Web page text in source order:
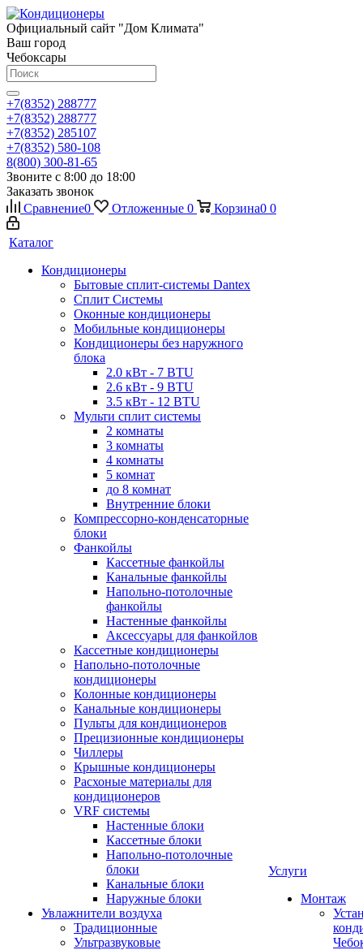
Официальный сайт "Дом Климата"
Ваш город
Чебоксары
+7(8352) 288777
+7(8352) 288777
+7(8352) 285107
+7(8352) 580-108
8(800) 300-81-65
Звоните с 8:00 до 18:00
Заказать звонок
Сравнение0 Отложенные 0 Корзина0 0
Каталог
Кондиционеры
Бытовые сплит-системы Dantex
Сплит Системы
Оконные кондиционеры
Мобильные кондиционеры
Кондиционеры без наружного
блока
2.0 кВт - 7 BTU
2.6 кВт - 9 BTU
3.5 кВт - 12 BTU
Мульти сплит системы
2 комнаты
3 комнаты
4 комнаты
5 комнат
до 8 комнат
Внутренние блоки
Компрессорно-конденсаторные
блоки
Фанкойлы
Кассетные фанкойлы
Канальные фанкойлы
Напольно-потолочные
фанкойлы
Настенные фанкойлы
Аксессуары для фанкойлов
Кассетные кондиционеры
Напольно-потолочные
кондиционеры
Колонные кондиционеры
Канальные кондиционеры
Пульты для кондиционеров
Прецизионные кондиционеры
Чиллеры
Крышные кондиционеры
Расхоные материалы для
кондиционеров
VRF системы
Настенные блоки
Кассетные блоки
Напольно-потолочные
блоки
Канальные блоки
Наружные блоки
Увлажнители воздуха
Традиционные
Ультразвуковые
Услуги
Монтаж